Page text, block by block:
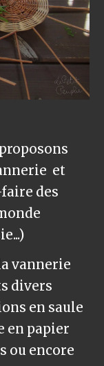
et
des
vannerie
divers
en saule
en papier
ou encore